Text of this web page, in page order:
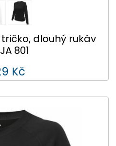
dlouhý rukáv
801
Kč